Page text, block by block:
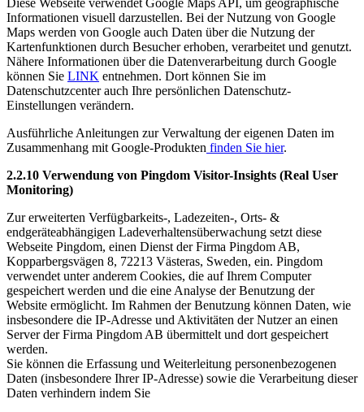
Informationen visuell darzustellen. Bei der Nutzung von Google
Maps werden von Google auch Daten über die Nutzung der
Kartenfunktionen durch Besucher erhoben, verarbeitet und genutzt.
Nähere Informationen über die Datenverarbeitung durch Google
können Sie LINK entnehmen. Dort können Sie im
Datenschutzcenter auch Ihre persönlichen Datenschutz-
Einstellungen verändern.
Ausführliche Anleitungen zur Verwaltung der eigenen Daten im
Zusammenhang mit Google-Produkten finden Sie hier.
2.2.10 Verwendung von Pingdom Visitor-Insights (Real User
Monitoring)
Zur erweiterten Verfügbarkeits-, Ladezeiten-, Orts- &
endgeräteabhängigen Ladeverhaltensüberwachung setzt diese
Webseite Pingdom, einen Dienst der Firma Pingdom AB,
Kopparbergsvägen 8, 72213 Västeras, Sweden, ein. Pingdom
verwendet unter anderem Cookies, die auf Ihrem Computer
gespeichert werden und die eine Analyse der Benutzung der
Website ermöglicht. Im Rahmen der Benutzung können Daten, wie
insbesondere die IP-Adresse und Aktivitäten der Nutzer an einen
Server der Firma Pingdom AB übermittelt und dort gespeichert
werden.
Sie können die Erfassung und Weiterleitung personenbezogenen
Daten (insbesondere Ihrer IP-Adresse) sowie die Verarbeitung dieser
Daten verhindern indem Sie